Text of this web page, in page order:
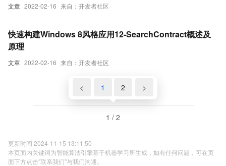
文章 2022-02-16 来自：开发者社区
文章 2022-02-16 来自：开发者社区
快速构建Windows 8风格应用12-SearchContract概述及
原理
< 1 2 >
1 / 2
更新时间 2024-11-15 13:11:50
本页面内关键词为智能算法引擎基于机器学习所生成，如有任何问题，可在页
面下方点击"联系我们"与我们沟通。